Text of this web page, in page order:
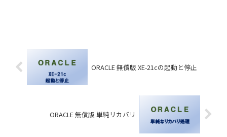
ORACLE 無償版 XE-21cの起動と停止
ORACLE 無償版 単純リカバリ